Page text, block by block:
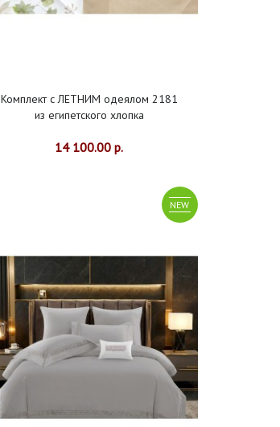
Комплект с ЛЕТНИМ одеялом 2181
из египетского хлопка
14 100.00 р.
NEW